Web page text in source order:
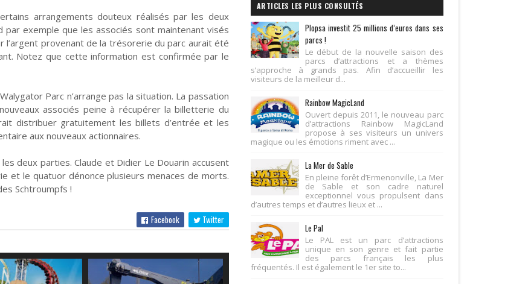
arrangements douteux réalisés par les deux
exemple que les associés sont maintenant visés
l’argent provenant de la trésorerie du parc aurait été
Notez que cette information est confirmée par le
Parc n’arrange pas la situation. La passation
associés peine à récupérer la billetterie du
distribuer gratuitement les billets d’entrée et les
aux nouveaux actionnaires.
deux parties. Claude et Didier Le Douarin accusent
et le quatuor dénonce plusieurs menaces de morts.
Schtroumpfs !
Facebook Twitter
ARTICLES LES PLUS CONSULTÉS
Plopsa investit 25 millions d’euros dans ses
parcs !
Le début de la nouvelle saison des
parcs d’attractions et a thèmes
s’approche à grands pas. Afin d’accueillir les
visiteurs de la meilleur d...
Rainbow MagicLand
Ouvert depuis 2011, le nouveau parc
d’attractions Rainbow MagicLand
propose à ses visiteurs un univers
magique ou les émotions riment avec ...
La Mer de Sable
En pleine forêt d’Ermenonville, La Mer
de Sable et son cadre naturel
exceptionnel vous propulsent dans
d’autres temps et d’autres lieux et ...
Le Pal
Le PAL est un parc d’attractions
unique en son genre et fait partie
des parcs français les plus
fréquentés. Il est également le 1er site to...